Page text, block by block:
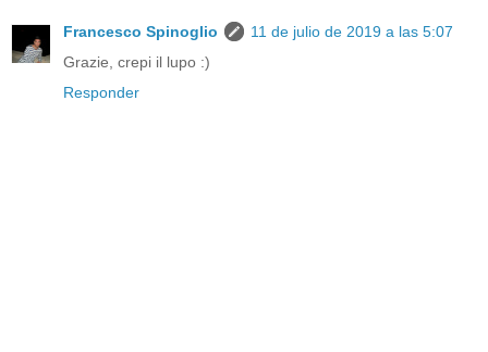
Francesco Spinoglio
11 de julio de 2019 a las 5:07
Grazie, crepi il lupo :)
Responder